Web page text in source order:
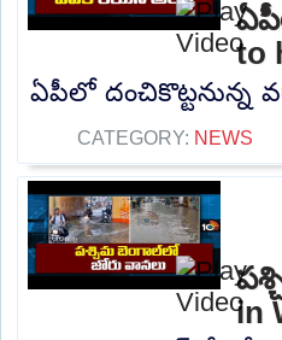
to
ఏపీలో దంచికొట్టనున్న
CATEGORY: NEWS
in